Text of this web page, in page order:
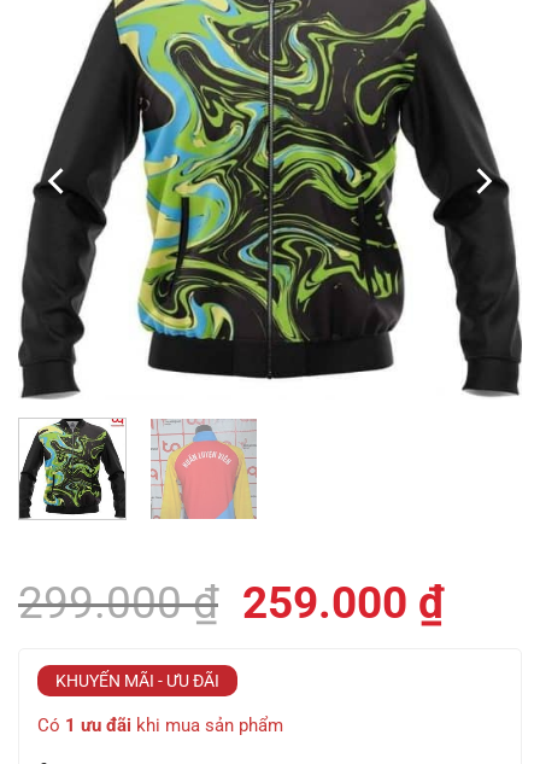
299.000₫ Giá
299.000 ₫.
259.000 ₫Giá
KHUYẾN MÃI - ƯU ĐÃI
Có 1 ưu đãi khi mua sản phẩm